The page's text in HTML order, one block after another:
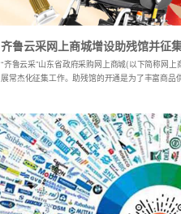
齐鲁云采网上商城增设助残馆并征
“齐鲁云采”山东省政府采购网上商城(以下简称网
展常杰化征集工作。助残馆的开通是为了丰富商品